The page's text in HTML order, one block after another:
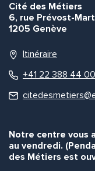
Cité des Métiers
6, rue Prévost-
1205 Genève
Itinéraire
+41 22 388 44 00
Notre centre vous
au vendredi.
des Métiers est